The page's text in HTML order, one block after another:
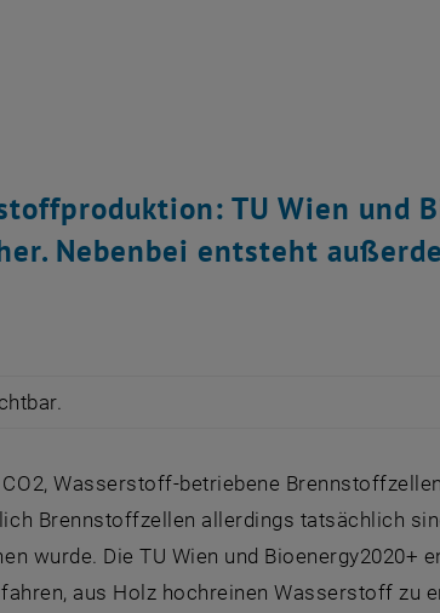
TU Wien und
Nebenbei entsteht
Wasserstoff-betriebene
Brennstoffzellen allerdings tatsächlich
wurde. Die TU Wien und Bioenergy2020+
aus Holz hochreinen Wasserstoff zu